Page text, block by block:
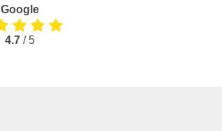
Google
4.7/ 5